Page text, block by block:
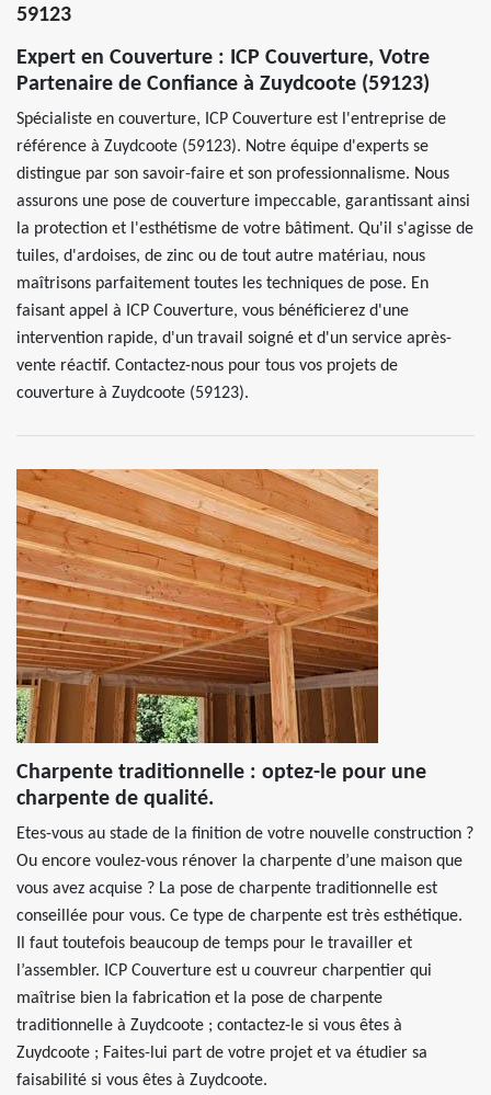
59123
Expert en Couverture : ICP Couverture, Votre
Partenaire de Confiance à Zuydcoote (59123)
Spécialiste en couverture, ICP Couverture est l'entreprise de
référence à Zuydcoote (59123). Notre équipe d'experts se
distingue par son savoir-faire et son professionnalisme. Nous
assurons une pose de couverture impeccable, garantissant ainsi
la protection et l'esthétisme de votre bâtiment. Qu'il s'agisse de
tuiles, d'ardoises, de zinc ou de tout autre matériau, nous
maîtrisons parfaitement toutes les techniques de pose. En
faisant appel à ICP Couverture, vous bénéficierez d'une
intervention rapide, d'un travail soigné et d'un service après-
vente réactif. Contactez-nous pour tous vos projets de
couverture à Zuydcoote (59123).
Charpente traditionnelle : optez-le pour une
charpente de qualité.
Etes-vous au stade de la finition de votre nouvelle construction ?
Ou encore voulez-vous rénover la charpente d’une maison que
vous avez acquise ? La pose de charpente traditionnelle est
conseillée pour vous. Ce type de charpente est très esthétique.
Il faut toutefois beaucoup de temps pour le travailler et
l’assembler. ICP Couverture est u couvreur charpentier qui
maîtrise bien la fabrication et la pose de charpente
traditionnelle à Zuydcoote ; contactez-le si vous êtes à
Zuydcoote ; Faites-lui part de votre projet et va étudier sa
faisabilité si vous êtes à Zuydcoote.